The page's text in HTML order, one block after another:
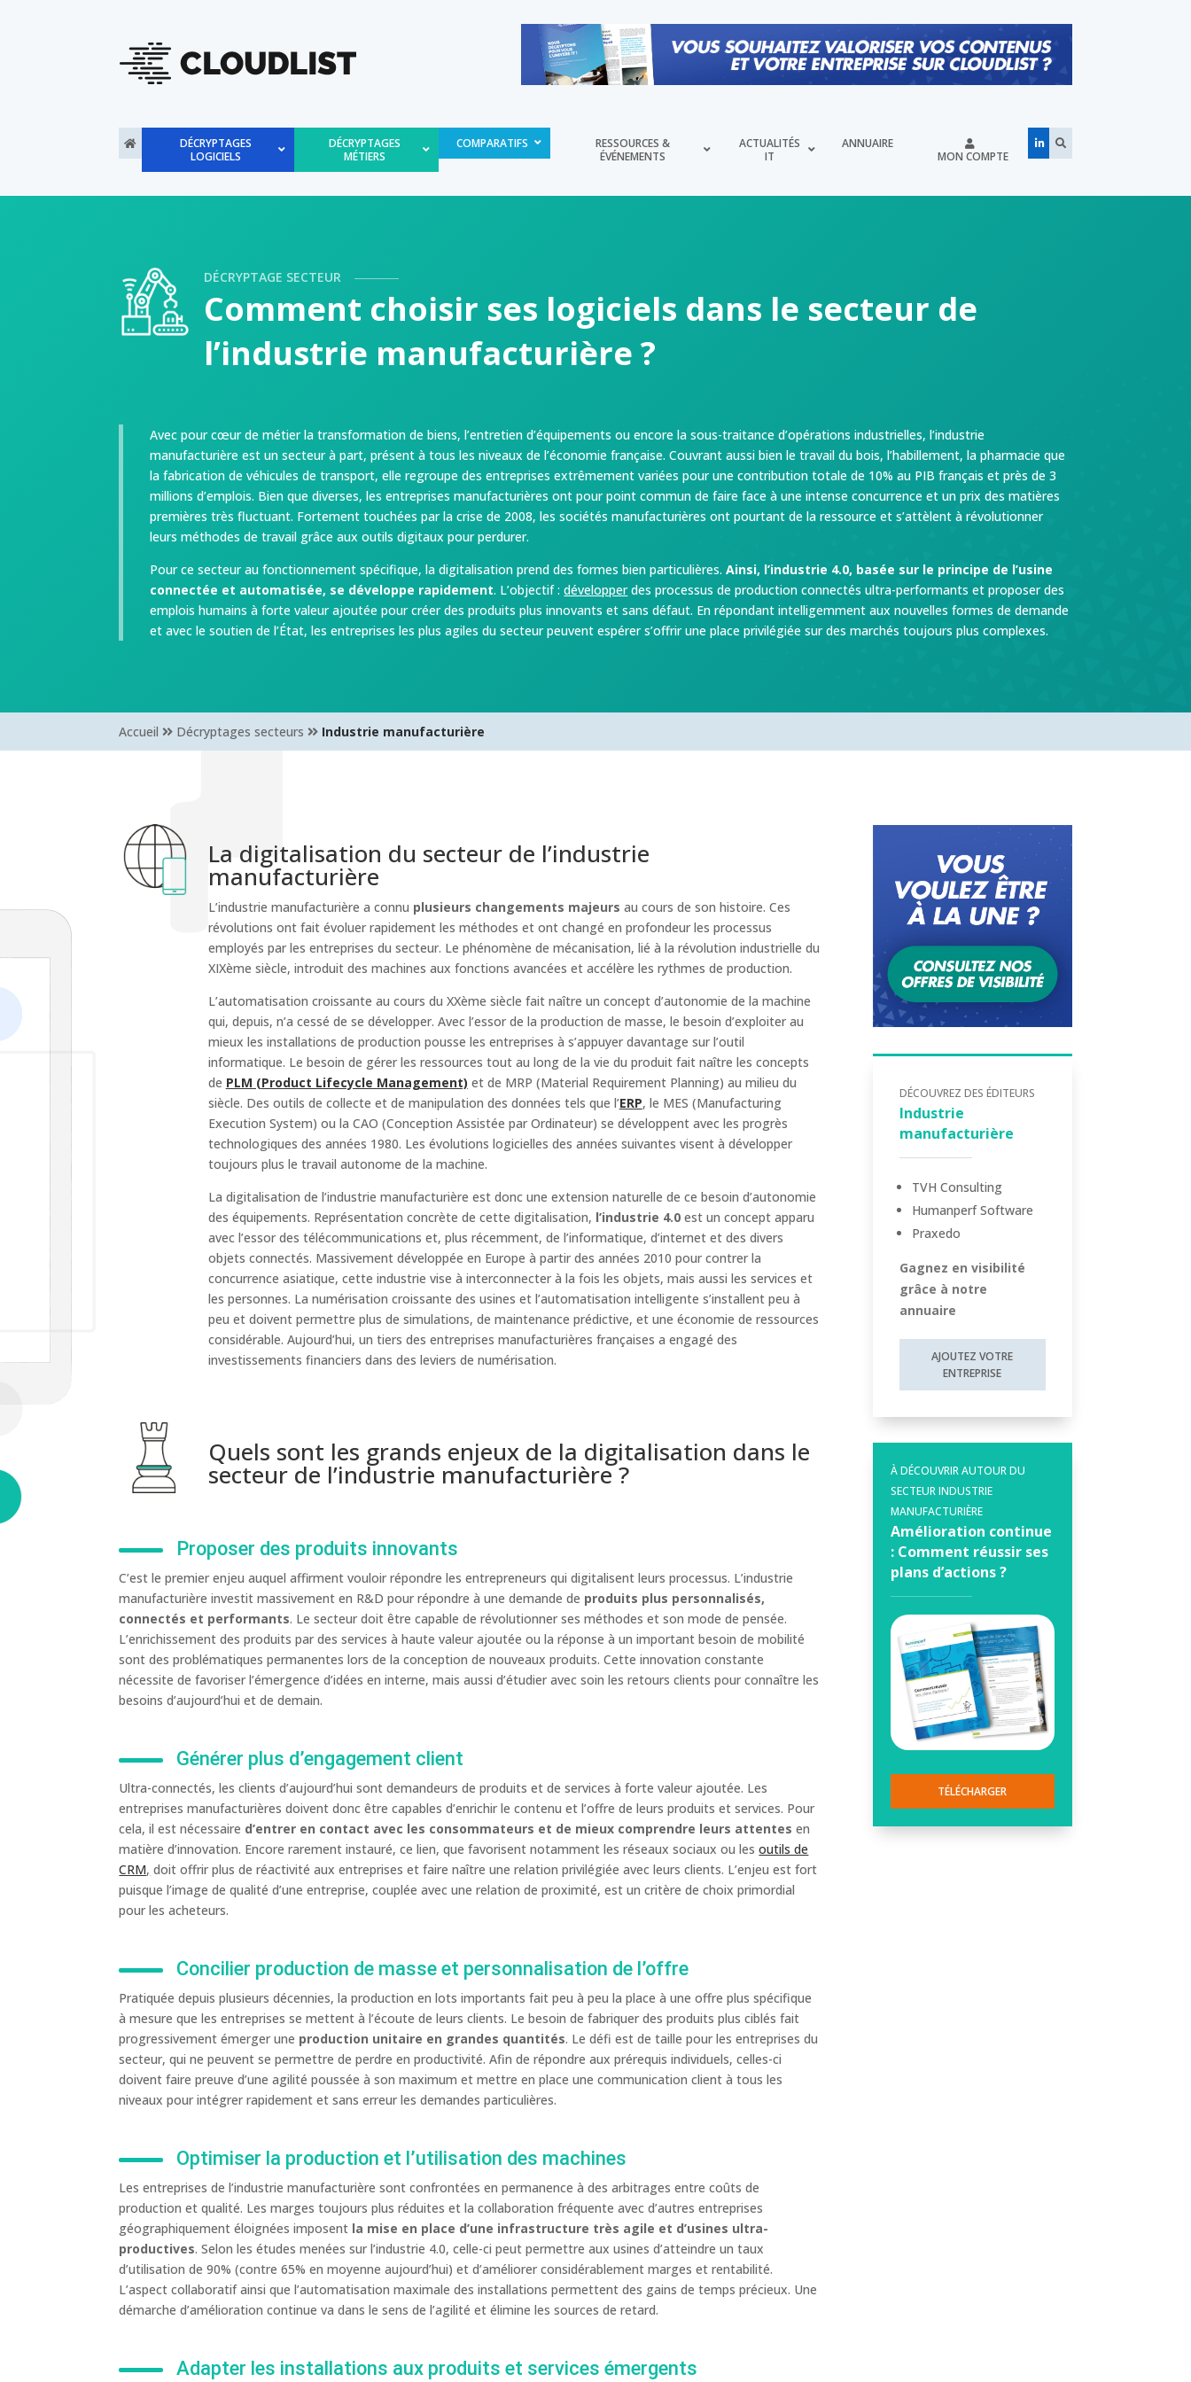
DÉCRYPTAGES
LOGICIELS
DÉCRYPTAGES
MÉTIERS
COMPARATIFS
RESSOURCES &
ÉVÉNEMENTS
ACTUALITÉS
IT
ANNUAIRE
MON COMPTE
DÉCRYPTAGE SECTEUR
Comment choisir ses logiciels dans le secteur de
l’industrie manufacturière ?
Avec pour cœur de métier la transformation de biens, l’entretien d’équipements ou encore la sous-traitance d’opérations industrielles, l’industrie
manufacturière est un secteur à part, présent à tous les niveaux de l’économie française. Couvrant aussi bien le travail du bois, l’habillement, la pharmacie que
la fabrication de véhicules de transport, elle regroupe des entreprises extrêmement variées pour une contribution totale de 10% au PIB français et près de 3
millions d’emplois. Bien que diverses, les entreprises manufacturières ont pour point commun de faire face à une intense concurrence et un prix des matières
premières très fluctuant. Fortement touchées par la crise de 2008, les sociétés manufacturières ont pourtant de la ressource et s’attèlent à révolutionner
leurs méthodes de travail grâce aux outils digitaux pour perdurer.
Pour ce secteur au fonctionnement spécifique, la digitalisation prend des formes bien particulières.Ainsi, l’industrie 4.0, basée sur le principe de l’usine
connectée et automatisée, se développe rapidement. L’objectif :développerdes processus de production connectés ultra-performants et proposer des
emplois humains à forte valeur ajoutée pour créer des produits plus innovants et sans défaut. En répondant intelligemment aux nouvelles formes de demande
et avec le soutien de l’État, les entreprises les plus agiles du secteur peuvent espérer s’offrir une place privilégiée sur des marchés toujours plus complexes.
Accueil Décryptages secteurs Industrie manufacturière
La digitalisation du secteur de l’industrie
manufacturière
L’industrie manufacturière a connu plusieurs changements majeurs au cours de son histoire. Ces
révolutions ont fait évoluer rapidement les méthodes et ont changé en profondeur les processus
employés par les entreprises du secteur. Le phénomène de mécanisation, lié à la révolution industrielle du
XIXème siècle, introduit des machines aux fonctions avancées et accélère les rythmes de production.
L’automatisation croissante au cours du XXème siècle fait naître un concept d’autonomie de la machine
qui, depuis, n’a cessé de se développer. Avec l’essor de la production de masse, le besoin d’exploiter au
mieux les installations de production pousse les entreprises à s’appuyer davantage sur l’outil
informatique. Le besoin de gérer les ressources tout au long de la vie du produit fait naître les concepts
de PLM (Product Lifecycle Management) et de MRP (Material Requirement Planning) au milieu du
siècle. Des outils de collecte et de manipulation des données tels que l’ERP, le MES (Manufacturing
Execution System) ou la CAO (Conception Assistée par Ordinateur) se développent avec les progrès
technologiques des années 1980. Les évolutions logicielles des années suivantes visent à développer
toujours plus le travail autonome de la machine.
La digitalisation de l’industrie manufacturière est donc une extension naturelle de ce besoin d’autonomie
des équipements. Représentation concrète de cette digitalisation, l’industrie 4.0 est un concept apparu
avec l’essor des télécommunications et, plus récemment, de l’informatique, d’internet et des divers
objets connectés. Massivement développée en Europe à partir des années 2010 pour contrer la
concurrence asiatique, cette industrie vise à interconnecter à la fois les objets, mais aussi les services et
les personnes. La numérisation croissante des usines et l’automatisation intelligente s’installent peu à
peu et doivent permettre plus de simulations, de maintenance prédictive, et une économie de ressources
considérable. Aujourd’hui, un tiers des entreprises manufacturières françaises a engagé des
investissements financiers dans des leviers de numérisation.
Quels sont les grands enjeux de la digitalisation dans le
secteur de l’industrie manufacturière ?
Proposer des produits innovants
C’est le premier enjeu auquel affirment vouloir répondre les entrepreneurs qui digitalisent leurs processus. L’industrie
manufacturière investit massivement en R&D pour répondre à une demande de produits plus personnalisés,
connectés et performants. Le secteur doit être capable de révolutionner ses méthodes et son mode de pensée.
L’enrichissement des produits par des services à haute valeur ajoutée ou la réponse à un important besoin de mobilité
sont des problématiques permanentes lors de la conception de nouveaux produits. Cette innovation constante
nécessite de favoriser l’émergence d’idées en interne, mais aussi d’étudier avec soin les retours clients pour connaître les
besoins d’aujourd’hui et de demain.
Générer plus d’engagement client
Ultra-connectés, les clients d’aujourd’hui sont demandeurs de produits et de services à forte valeur ajoutée. Les
entreprises manufacturières doivent donc être capables d’enrichir le contenu et l’offre de leurs produits et services. Pour
cela, il est nécessaire d’entrer en contact avec les consommateurs et de mieux comprendre leurs attentes en
matière d’innovation. Encore rarement instauré, ce lien, que favorisent notamment les réseaux sociaux ou lesoutils de
CRM, doit offrir plus de réactivité aux entreprises et faire naître une relation privilégiée avec leurs clients. L’enjeu est fort
puisque l’image de qualité d’une entreprise, couplée avec une relation de proximité, est un critère de choix primordial
pour les acheteurs.
Concilier production de masse et personnalisation de l’offre
Pratiquée depuis plusieurs décennies, la production en lots importants fait peu à peu la place à une offre plus spécifique
à mesure que les entreprises se mettent à l’écoute de leurs clients. Le besoin de fabriquer des produits plus ciblés fait
progressivement émerger une production unitaire en grandes quantités. Le défi est de taille pour les entreprises du
secteur, qui ne peuvent se permettre de perdre en productivité. Afin de répondre aux prérequis individuels, celles-ci
doivent faire preuve d’une agilité poussée à son maximum et mettre en place une communication client à tous les
niveaux pour intégrer rapidement et sans erreur les demandes particulières.
Optimiser la production et l’utilisation des machines
Les entreprises de l’industrie manufacturière sont confrontées en permanence à des arbitrages entre coûts de
production et qualité. Les marges toujours plus réduites et la collaboration fréquente avec d’autres entreprises
géographiquement éloignées imposent la mise en place d’une infrastructure très agile et d’usines ultra-
productives. Selon les études menées sur l’industrie 4.0, celle-ci peut permettre aux usines d’atteindre un taux
d’utilisation de 90% (contre 65% en moyenne aujourd’hui) et d’améliorer considérablement marges et rentabilité.
L’aspect collaboratif ainsi que l’automatisation maximale des installations permettent des gains de temps précieux. Une
démarche d’amélioration continue va dans le sens de l’agilité et élimine les sources de retard.
Adapter les installations aux produits et services émergents
DÉCOUVREZ DES ÉDITEURS
Industrie
manufacturière
TVH Consulting
Humanperf Software
Praxedo
Gagnez en visibilité
grâce à notre
annuaire
AJOUTEZ VOTRE
ENTREPRISE
À DÉCOUVRIR AUTOUR DU
SECTEUR INDUSTRIE
MANUFACTURIÈRE
Amélioration continue
: Comment réussir ses
plans d’actions ?
TÉLÉCHARGER